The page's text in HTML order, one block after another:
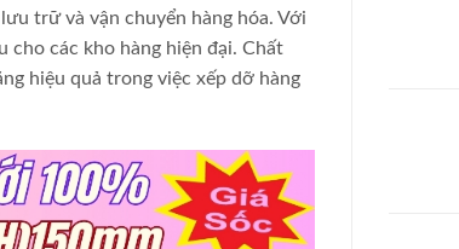
trữ và vận chuyển hàng hóa. Với
các kho hàng hiện đại. Chất
hiệu quả trong việc xếp dỡ hàng